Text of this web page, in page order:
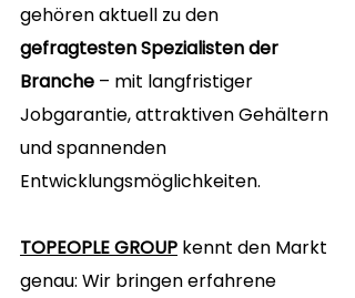
gehören aktuell zu den
gefragtesten Spezialisten der
Branche – mit langfristiger
Jobgarantie, attraktiven Gehältern
und spannenden
Entwicklungsmöglichkeiten.
TOPEOPLE GROUP kennt den Markt
genau: Wir bringen erfahrene